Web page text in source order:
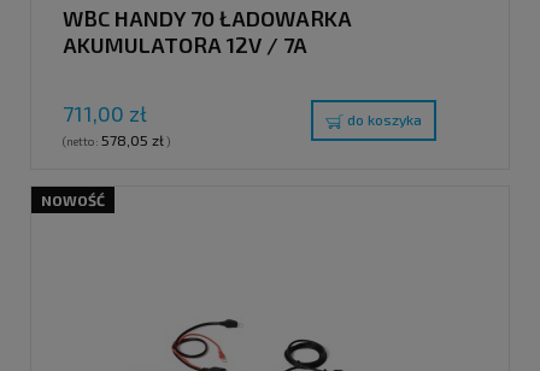
WBC HANDY 70 ŁADOWARKA
AKUMULATORA 12V / 7A
711,00 zł
(netto: 578,05 zł)
do koszyka
NOWOŚĆ